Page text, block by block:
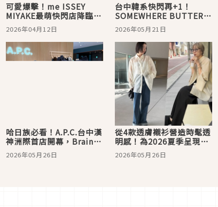
可愛爆擊！me ISSEY
MIYAKE最萌快閃店降臨、
直接被霓虹色洗版…限定
商品＋巨型扭蛋機，小心
荷包失守
2026年04月12日
台中韓系快閃再+1！
SOMEWHERE BUTTER首
度登台 珍珠奶茶限定系
列Bubble Tea Butteree
搶先開賣
2026年05月21日
哈日族必看！A.P.C.台中漢
神洲際首店開幕，Brain
Dead聯名、Coach話題合
作同步炸街
2026年05月26日
從4款透膚襯衫營造時髦透
明感！為2026夏季呈現降
溫時髦穿搭
2026年05月26日